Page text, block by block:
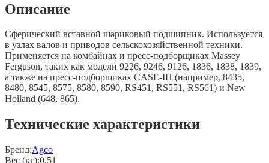
Описание
Сферический вставной шариковый подшипник. Используется
в узлах валов и приводов сельскохозяйственной техники.
Применяется на комбайнах и пресс-подборщиках Massey
Ferguson, таких как модели 9226, 9246, 9126, 1836, 1838, 1839,
а также на пресс-подборщиках CASE-IH (например, 8435,
8480, 8545, 8575, 8580, 8590, RS451, RS551, RS561) и New
Holland (648, 865).
Технические характеристики
Бренд:Agco
Вес (кг):0.51